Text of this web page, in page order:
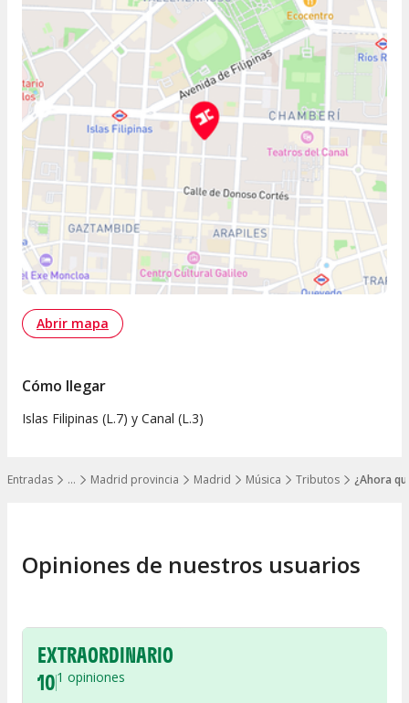
…
Mostrar todos los niveles
Entradas Madrid provincia Madrid Música Tributos ¿Ahora
Abrir mapa
Cómo llegar
Islas Filipinas (L.7) y Canal (L.3)
Opiniones de nuestros usuarios
EXTRAORDINARIO
101 opiniones